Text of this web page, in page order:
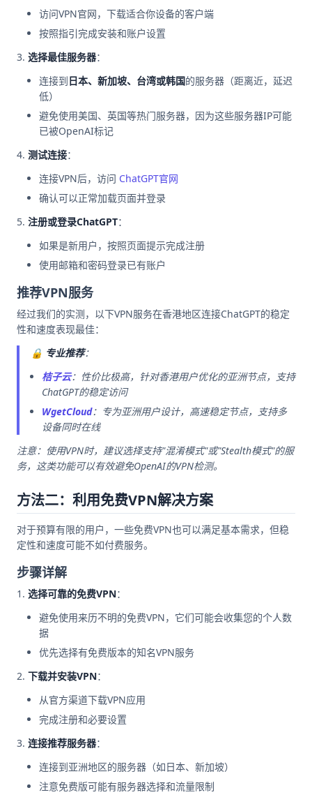
访问VPN官网，下载适合你设备的客户端
按照指引完成安装和账户设置
选择最佳服务器：
连接到日本、新加坡、台湾或韩国的服务器（距离近，延迟
低）
避免使用美国、英国等热门服务器，因为这些服务器IP可能
已被OpenAI标记
测试连接：
连接VPN后，访问 ChatGPT官网
确认可以正常加载页面并登录
注册或登录ChatGPT：
如果是新用户，按照页面提示完成注册
使用邮箱和密码登录已有账户
推荐VPN服务
经过我们的实测，以下VPN服务在香港地区连接ChatGPT的稳定
性和速度表现最佳：
🔒 专业推荐：
桔子云：性价比极高，针对香港用户优化的亚洲节点，支持
ChatGPT的稳定访问
WgetCloud：专为亚洲用户设计，高速稳定节点，支持多
设备同时在线
注意：使用VPN时，建议选择支持"混淆模式"或"Stealth模式"的服
务，这类功能可以有效避免OpenAI的VPN检测。
方法二：利用免费VPN解决方案
对于预算有限的用户，一些免费VPN也可以满足基本需求，但稳
定性和速度可能不如付费服务。
步骤详解
选择可靠的免费VPN：
避免使用来历不明的免费VPN，它们可能会收集您的个人数
据
优先选择有免费版本的知名VPN服务
下载并安装VPN：
从官方渠道下载VPN应用
完成注册和必要设置
连接推荐服务器：
连接到亚洲地区的服务器（如日本、新加坡）
注意免费版可能有服务器选择和流量限制